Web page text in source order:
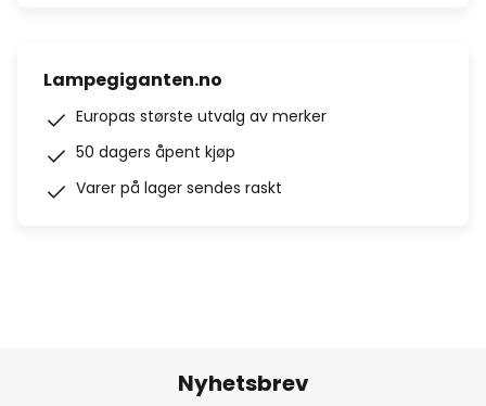
Lampegiganten.no
Europas største utvalg av merker
50 dagers åpent kjøp
Varer på lager sendes raskt
Nyhetsbrev